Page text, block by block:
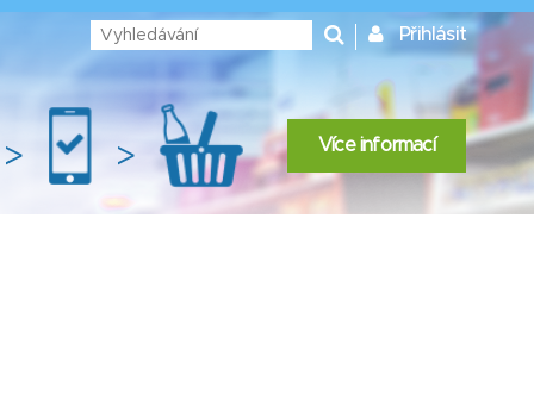
Přihlásit
> > Více informací